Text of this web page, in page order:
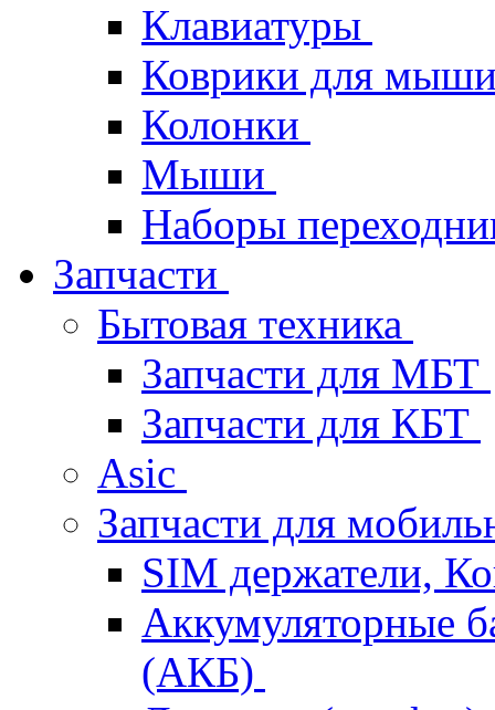
Клавиатуры
Коврики для
Колонки
Мыши
Наборы
Запчасти
Бытовая техника
Запчасти для МБТ
Запчасти для КБТ
Asic
Запчасти для
SIM держатели,
Аккумуляторные
(АКБ)